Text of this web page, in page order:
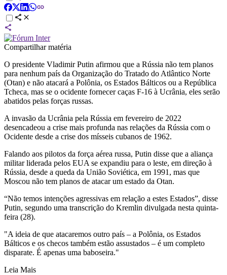
Compartilhar matéria
O presidente Vladimir Putin afirmou que a Rússia não tem planos
para nenhum país da Organização do Tratado do Atlântico Norte
(Otan) e não atacará a Polônia, os Estados Bálticos ou a República
Tcheca, mas se o ocidente fornecer caças F-16 à Ucrânia, eles serão
abatidos pelas forças russas.
A invasão da Ucrânia pela Rússia em fevereiro de 2022
desencadeou a crise mais profunda nas relações da Rússia com o
Ocidente desde a crise dos mísseis cubanos de 1962.
Falando aos pilotos da força aérea russa, Putin disse que a aliança
militar liderada pelos EUA se expandiu para o leste, em direção à
Rússia, desde a queda da União Soviética, em 1991, mas que
Moscou não tem planos de atacar um estado da Otan.
“Não temos intenções agressivas em relação a estes Estados”, disse
Putin, segundo uma transcrição do Kremlin divulgada nesta quinta-
feira (28).
"A ideia de que atacaremos outro país – a Polônia, os Estados
Bálticos e os checos também estão assustados – é um completo
disparate. É apenas uma baboseira."
Leia Mais